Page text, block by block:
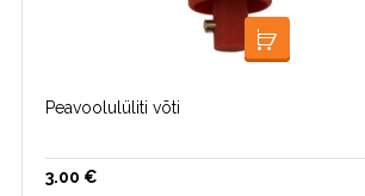
LISA KORVI
Peavoolulüliti võti
3.00 €